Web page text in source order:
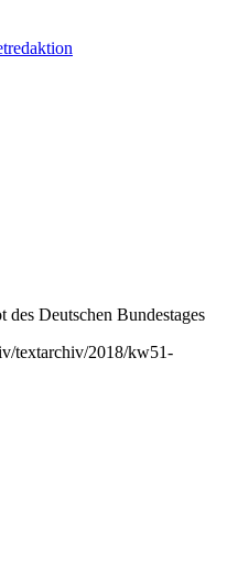
Deutschen Bundestages
textarchiv/2018/kw51-